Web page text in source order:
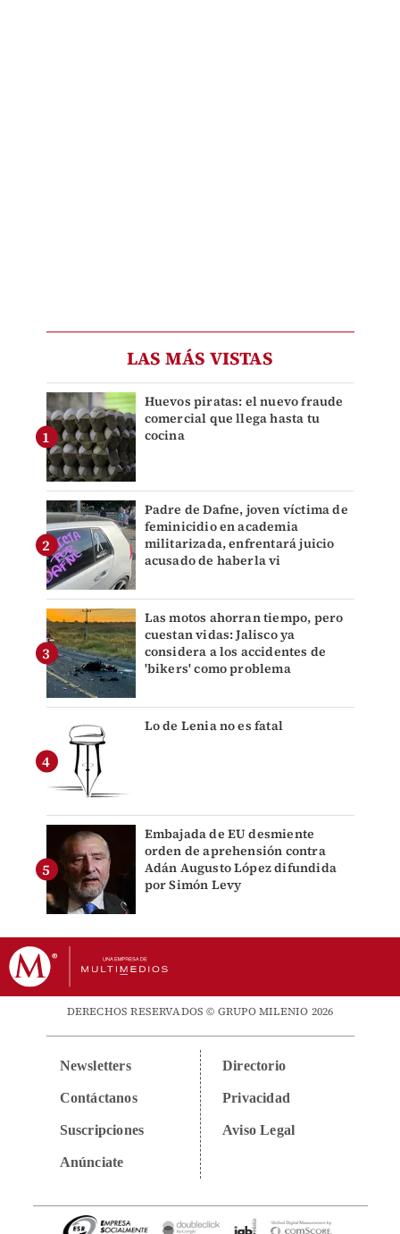
LAS MÁS VISTAS
Huevos piratas: el nuevo fraude
comercial que llega hasta tu
cocina
Padre de Dafne, joven víctima de
feminicidio en academia
militarizada, enfrentará juicio
acusado de haberla vi
Las motos ahorran tiempo, pero
cuestan vidas: Jalisco ya
considera a los accidentes de
'bikers' como problema
Lo de Lenia no es fatal
Embajada de EU desmiente
orden de aprehensión contra
Adán Augusto López difundida
por Simón Levy
DERECHOS RESERVADOS © GRUPO MILENIO 2026
Newsletters
Contáctanos
Suscripciones
Anúnciate
Directorio
Privacidad
Aviso Legal